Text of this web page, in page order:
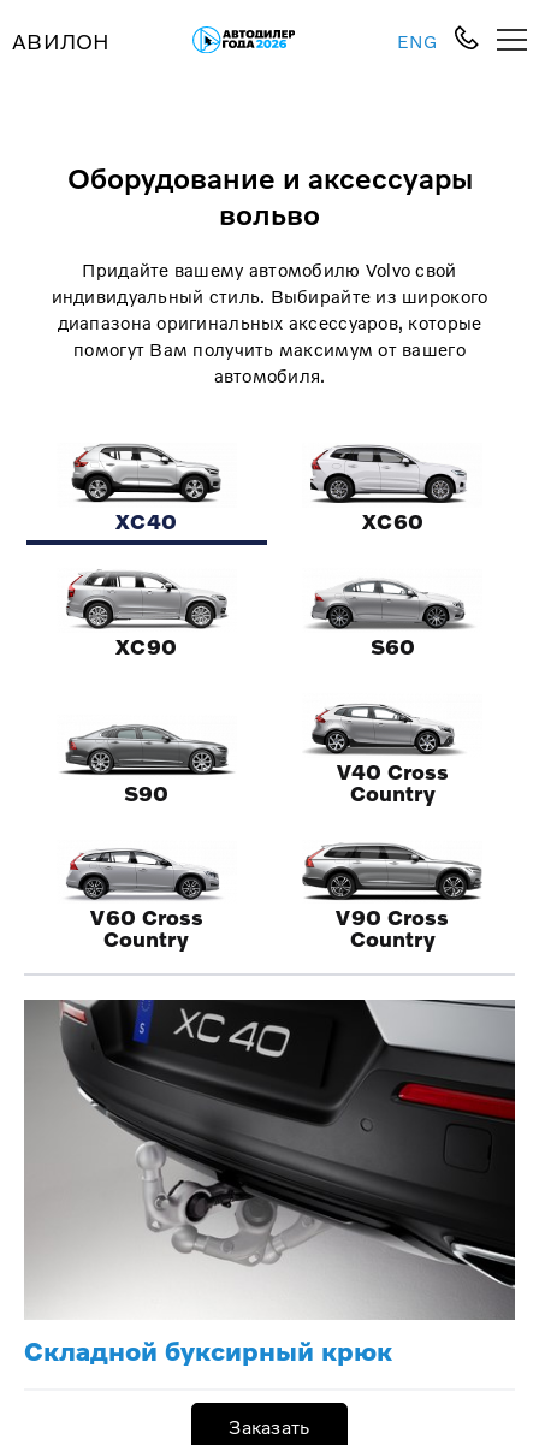
АВИЛОН ENG
Оборудование и аксессуары
вольво
Придайте вашему автомобилю Volvo свой
индивидуальный стиль. Выбирайте из широкого
диапазона оригинальных аксессуаров, которые
помогут Вам получить максимум от вашего
автомобиля.
XC40 XC60
XC90 S60
S90
V40 Cross
Country
V60 Cross
Country
V90 Cross
Country
Складной буксирный крюк
Заказать